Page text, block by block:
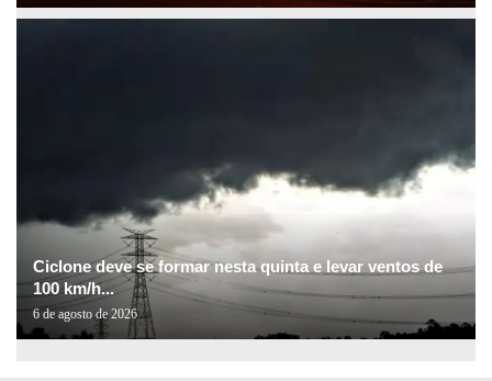
Ciclone deve se formar nesta quinta e levar ventos de
100 km/h...
6 de agosto de 2026